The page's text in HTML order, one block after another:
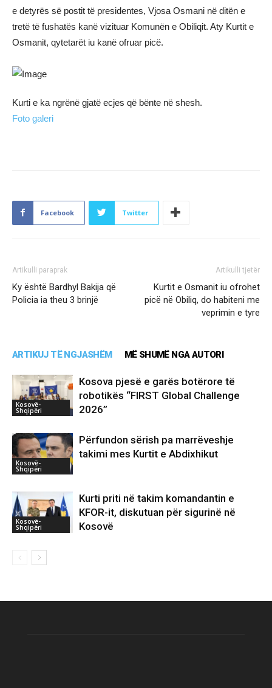
e detyrës së postit të presidentes, Vjosa Osmani në ditën e
tretë të fushatës kanë vizituar Komunën e Obiliqit. Aty Kurtit e
Osmanit, qytetarët iu kanë ofruar picë.
Kurti e ka ngrënë gjatë ecjes që bënte në shesh.
Foto galeri
Facebook Twitter
Artikulli paraprak
Ky është Bardhyl Bakija që
Policia ia theu 3 brinjë
Artikulli tjetër
Kurtit e Osmanit iu ofrohet
picë në Obiliq, do habiteni me
veprimin e tyre
ARTIKUJ TË NGJASHËM MË SHUMË NGA AUTORI
Kosovë-
Shqipëri
Kosova pjesë e garës botërore të
robotikës “FIRST Global Challenge
2026”
Kosovë-
Shqipëri
Përfundon sërish pa marrëveshje
takimi mes Kurtit e Abdixhikut
Kosovë-
Shqipëri
Kurti priti në takim komandantin e
KFOR-it, diskutuan për sigurinë në
Kosovë